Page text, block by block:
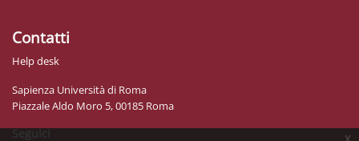
x
Contatti
Help desk
Sapienza Università di Roma
Piazzale Aldo Moro 5, 00185 Roma
Seguici